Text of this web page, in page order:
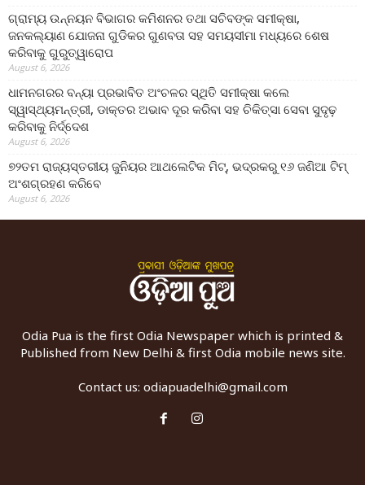
ଗ୍ରାମ୍ୟ ଉନ୍ନୟନ ବିଭାଗର କମିଶନର ତଥା ସଚିବଙ୍କ ସମୀକ୍ଷା,
ଜନକଲ୍ୟାଣ ଯୋଜନା ଗୁଡିକର ଗୁଣବତା ସହ ସମୟସୀମା ମଧ୍ୟରେ ଶେଷ
କରିବାକୁ ଗୁରୁତ୍ୱାରୋପ
August 6, 2026
ଧାମନଗରର ବନ୍ୟା ପ୍ରଭାବିତ ଅଂଚଳର ସ୍ଥିତି ସମୀକ୍ଷା କଲେ
ସ୍ୱାସ୍ଥ୍ୟମନ୍ତ୍ରୀ, ଡାକ୍ତର ଅଭାବ ଦୂର କରିବା ସହ ଚିକିତ୍ସା ସେବା ସୁଦୃଢ଼
କରିବାକୁ ନିର୍ଦ୍ଦେଶ
August 6, 2026
୭୨ତମ ରାଜ୍ୟସ୍ତରୀୟ ଜୁନିୟର ଆଥଲେଟିକ ମିଟ୍‌, ଭଦ୍ରକରୁ ୧୬ ଜଣିଆ ଟିମ୍
ଅଂଶଗ୍ରହଣ କରିବେ
August 6, 2026
Odia Pua is the first Odia Newspaper which is printed &
Published from New Delhi & first Odia mobile news site.
Contact us: odiapuadelhi@gmail.com